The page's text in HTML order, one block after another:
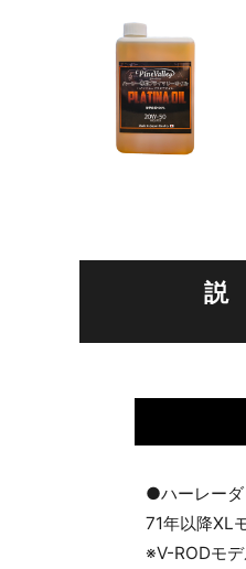
説
●ハーレーダ
71年以降XL
※V-RODモ